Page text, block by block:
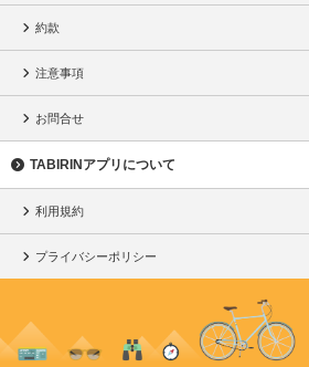
約款
注意事項
お問合せ
TABIRINアプリについて
利用規約
プライバシーポリシー